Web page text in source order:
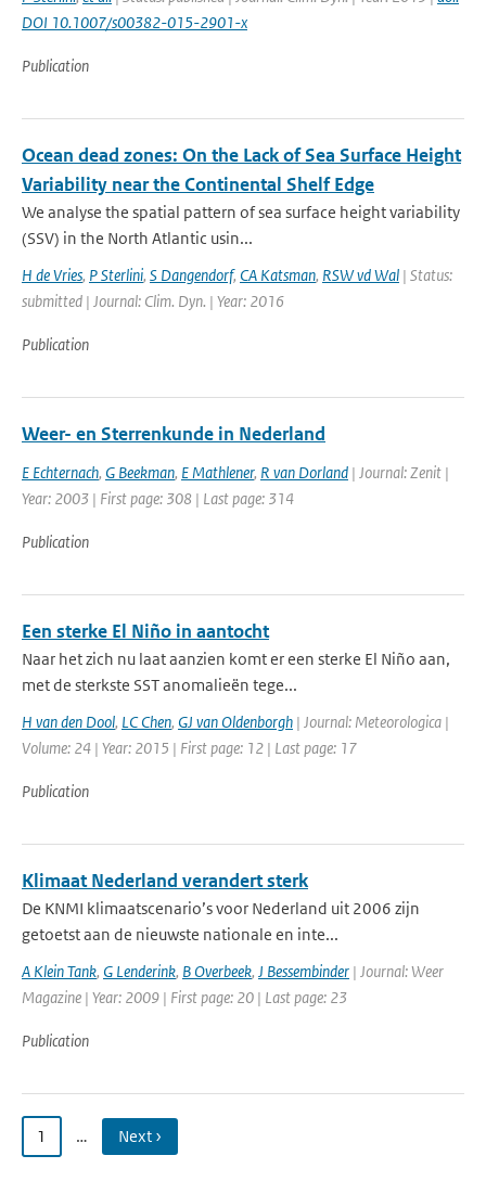
DOI 10.1007/s00382-015-2901-x
Publication
Ocean dead zones: On the Lack of Sea Surface Height
Variability near the Continental Shelf Edge
We analyse the spatial pattern of sea surface height variability
(SSV) in the North Atlantic usin...
H de Vries, P Sterlini, S Dangendorf, CA Katsman, RSW vd Wal | Status:
submitted | Journal: Clim. Dyn. | Year: 2016
Publication
Weer- en Sterrenkunde in Nederland
E Echternach, G Beekman, E Mathlener, R van Dorland | Journal: Zenit |
Year: 2003 | First page: 308 | Last page: 314
Publication
Een sterke El Niño in aantocht
Naar het zich nu laat aanzien komt er een sterke El Niño aan,
met de sterkste SST anomalieën tege...
H van den Dool, LC Chen, GJ van Oldenborgh | Journal: Meteorologica |
Volume: 24 | Year: 2015 | First page: 12 | Last page: 17
Publication
Klimaat Nederland verandert sterk
De KNMI klimaatscenario’s voor Nederland uit 2006 zijn
getoetst aan de nieuwste nationale en inte...
A Klein Tank, G Lenderink, B Overbeek, J Bessembinder | Journal: Weer
Magazine | Year: 2009 | First page: 20 | Last page: 23
Publication
1 … Next ›